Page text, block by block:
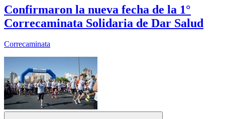
Confirmaron la nueva fecha de la 1°
Correcaminata Solidaria de Dar Salud
Correcaminata